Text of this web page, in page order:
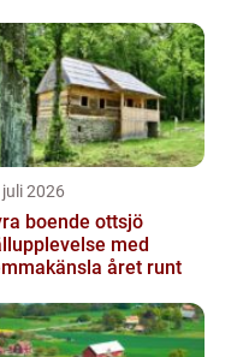
2026
boende ottsjö
med
året runt